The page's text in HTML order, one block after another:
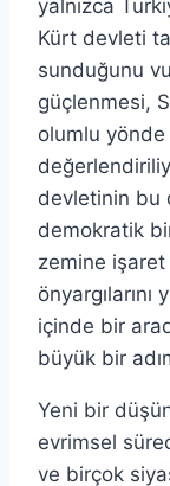
yalnızca
Kürt devleti
sunduğunu
güçlenmesi,
olumlu
devletinin bu
demokratik
zemine
önyargılarını
içinde bir
büyük bir
Yeni bir
evrimsel
ve birçok